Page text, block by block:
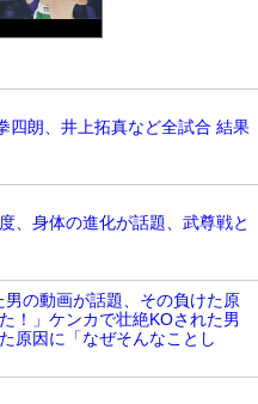
四朗、井上拓真など全試合 結果
、身体の進化が話題、武尊戦と
男の動画が話題、その負けた原
！」ケンカで壮絶KOされた男
原因に「なぜそんなことし